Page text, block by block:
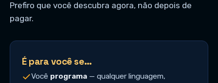
Prefiro que você descubra agora, não depois de
pagar.
É para você se…
Você programa — qualquer linguagem,